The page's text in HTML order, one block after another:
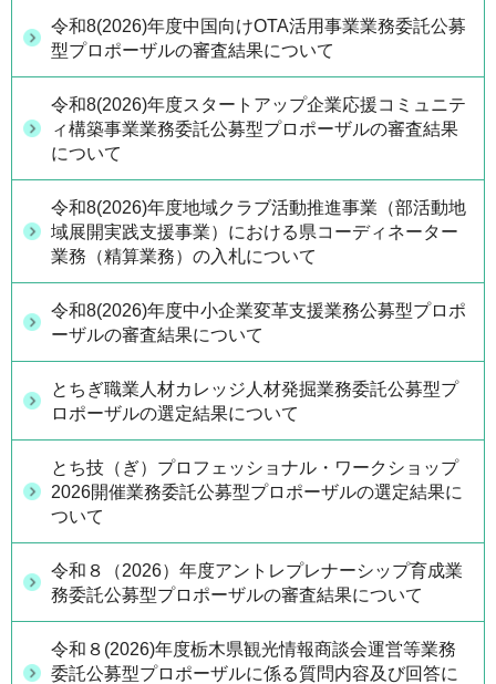
令和8(2026)年度中国向けOTA活用事業業務委託公募
型プロポーザルの審査結果について
令和8(2026)年度スタートアップ企業応援コミュニテ
ィ構築事業業務委託公募型プロポーザルの審査結果
について
令和8(2026)年度地域クラブ活動推進事業（部活動地
域展開実践支援事業）における県コーディネーター
業務（精算業務）の入札について
令和8(2026)年度中小企業変革支援業務公募型プロポ
ーザルの審査結果について
とちぎ職業人材カレッジ人材発掘業務委託公募型プ
ロポーザルの選定結果について
とち技（ぎ）プロフェッショナル・ワークショップ
2026開催業務委託公募型プロポーザルの選定結果に
ついて
令和８（2026）年度アントレプレナーシップ育成業
務委託公募型プロポーザルの審査結果について
令和８(2026)年度栃木県観光情報商談会運営等業務
委託公募型プロポーザルに係る質問内容及び回答に